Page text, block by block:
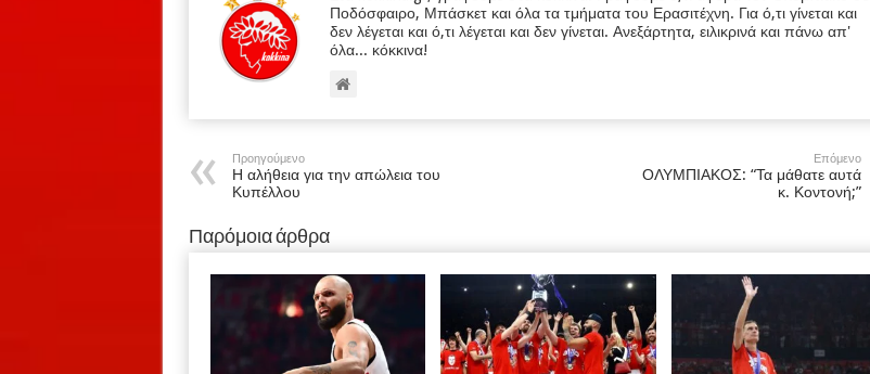
Ποδόσφαιρο, Μπάσκετ και όλα τα τμήματα του Ερασιτέχνη. Για ό,τι γίνεται και
δεν λέγεται και ό,τι λέγεται και δεν γίνεται. Ανεξάρτητα, ειλικρινά και πάνω απ'
όλα... κόκκινα!
Προηγούμενο
Η αλήθεια για την απώλεια του
Κυπέλλου
Επόμενο
ΟΛΥΜΠΙΑΚΟΣ: “Τα μάθατε αυτά
κ. Κοντονή;”
Παρόμοια άρθρα